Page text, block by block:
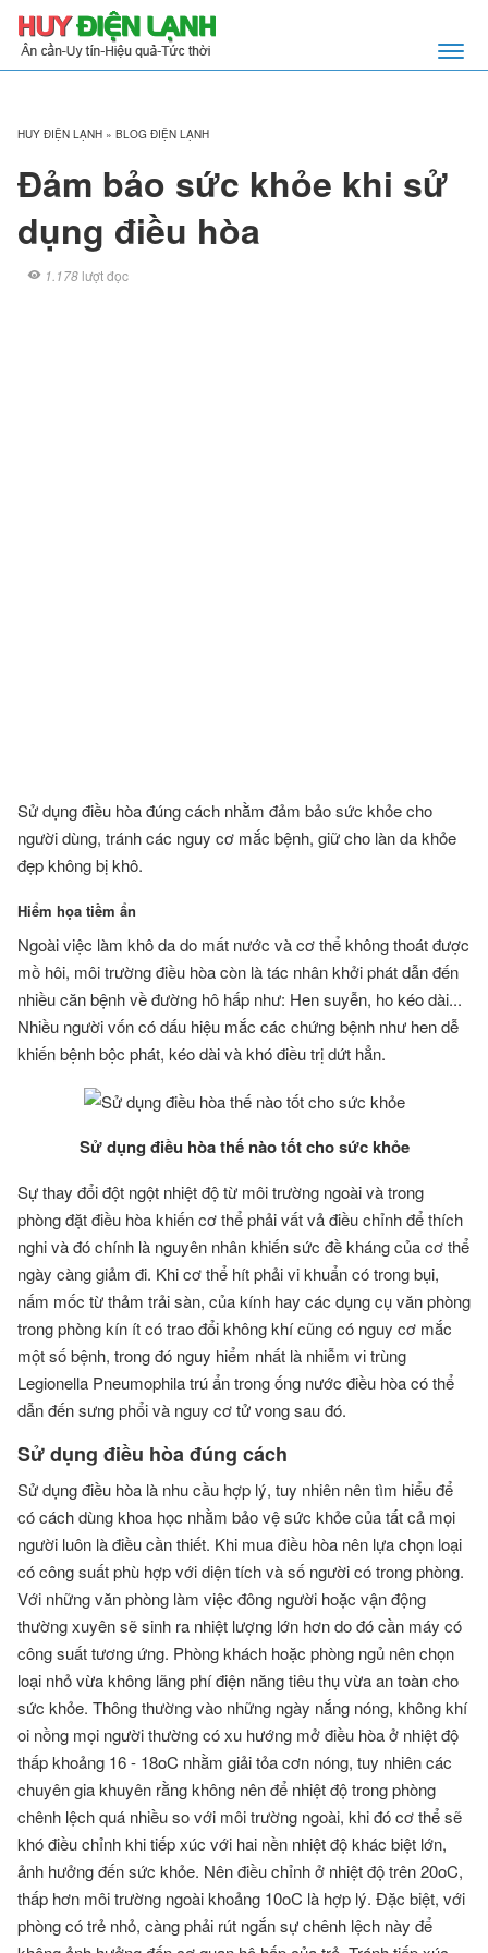
HUY ĐIỆN LẠNH » BLOG ĐIỆN LẠNH
Đảm bảo sức khỏe khi sử
dụng điều hòa
1.178 lượt đọc
Sử dụng điều hòa đúng cách nhằm đảm bảo sức khỏe cho
người dùng, tránh các nguy cơ mắc bệnh, giữ cho làn da khỏe
đẹp không bị khô.
Hiểm họa tiềm ẩn
Ngoài việc làm khô da do mất nước và cơ thể không thoát được
mồ hôi, môi trường điều hòa còn là tác nhân khởi phát dẫn đến
nhiều căn bệnh về đường hô hấp như: Hen suyễn, ho kéo dài...
Nhiều người vốn có dấu hiệu mắc các chứng bệnh như hen dễ
khiến bệnh bộc phát, kéo dài và khó điều trị dứt hẳn.
Sử dụng điều hòa thế nào tốt cho sức khỏe
Sự thay đổi đột ngột nhiệt độ từ môi trường ngoài và trong
phòng đặt điều hòa khiến cơ thể phải vất vả điều chỉnh để thích
nghi và đó chính là nguyên nhân khiến sức đề kháng của cơ thể
ngày càng giảm đi. Khi cơ thể hít phải vi khuẩn có trong bụi,
nấm mốc từ thảm trải sàn, của kính hay các dụng cụ văn phòng
trong phòng kín ít có trao đổi không khí cũng có nguy cơ mắc
một số bệnh, trong đó nguy hiểm nhất là nhiễm vi trùng
Legionella Pneumophila trú ẩn trong ống nước điều hòa có thể
dẫn đến sưng phổi và nguy cơ tử vong sau đó.
Sử dụng điều hòa đúng cách
Sử dụng điều hòa là nhu cầu hợp lý, tuy nhiên nên tìm hiểu để
có cách dùng khoa học nhằm bảo vệ sức khỏe của tất cả mọi
người luôn là điều cần thiết. Khi mua điều hòa nên lựa chọn loại
có công suất phù hợp với diện tích và số người có trong phòng.
Với những văn phòng làm việc đông người hoặc vận động
thường xuyên sẽ sinh ra nhiệt lượng lớn hơn do đó cần máy có
công suất tương ứng. Phòng khách hoặc phòng ngủ nên chọn
loại nhỏ vừa không lãng phí điện năng tiêu thụ vừa an toàn cho
sức khỏe. Thông thường vào những ngày nắng nóng, không khí
oi nồng mọi người thường có xu hướng mở điều hòa ở nhiệt độ
thấp khoảng 16 - 18oC nhằm giải tỏa cơn nóng, tuy nhiên các
chuyên gia khuyên rằng không nên để nhiệt độ trong phòng
chênh lệch quá nhiều so với môi trường ngoài, khi đó cơ thể sẽ
khó điều chỉnh khi tiếp xúc với hai nền nhiệt độ khác biệt lớn,
ảnh hưởng đến sức khỏe. Nên điều chỉnh ở nhiệt độ trên 20oC,
thấp hơn môi trường ngoài khoảng 10oC là hợp lý. Đặc biệt, với
phòng có trẻ nhỏ, càng phải rút ngắn sự chênh lệch này để